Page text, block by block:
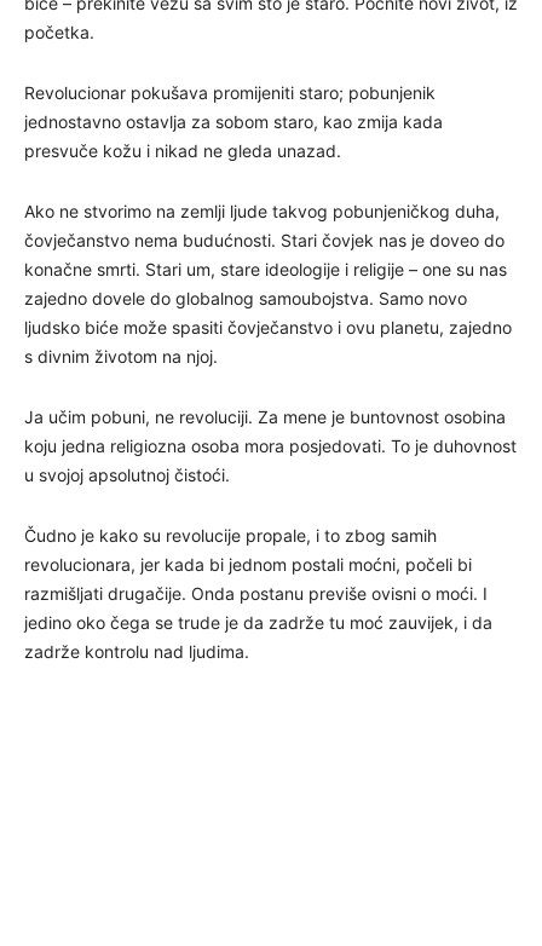
početka.
Revolucionar pokušava promijeniti staro; pobunjenik
jednostavno ostavlja za sobom staro, kao zmija kada
presvuče kožu i nikad ne gleda unazad.
Ako ne stvorimo na zemlji ljude takvog pobunjeničkog duha,
čovječanstvo nema budućnosti. Stari čovjek nas je doveo do
konačne smrti. Stari um, stare ideologije i religije – one su nas
zajedno dovele do globalnog samoubojstva. Samo novo
ljudsko biće može spasiti čovječanstvo i ovu planetu, zajedno
s divnim životom na njoj.
Ja učim pobuni, ne revoluciji. Za mene je buntovnost osobina
koju jedna religiozna osoba mora posjedovati. To je duhovnost
u svojoj apsolutnoj čistoći.
Čudno je kako su revolucije propale, i to zbog samih
revolucionara, jer kada bi jednom postali moćni, počeli bi
razmišljati drugačije. Onda postanu previše ovisni o moći. I
jedino oko čega se trude je da zadrže tu moć zauvijek, i da
zadrže kontrolu nad ljudima.